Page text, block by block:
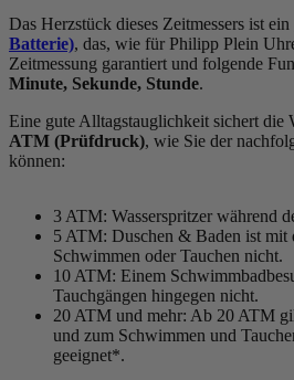
Das Herzstück dieses Zeitmessers ist ein
Batterie), das, wie für Philipp Plein
Zeitmessung garantiert und folgende
Minute, Sekunde, Stunde.
Eine gute Alltagstauglichkeit sichert die
ATM (Prüfdruck), wie Sie der
können:
3 ATM: Wasserspritzer während
5 ATM: Duschen & Baden ist mit
Schwimmen oder Tauchen nicht.
10 ATM: Einem
Tauchgängen hingegen nicht.
20 ATM und mehr: Ab 20 ATM
und zum Schwimmen und
geeignet*.